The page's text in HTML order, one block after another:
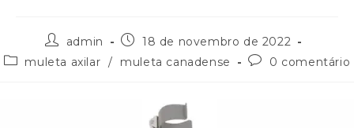
admin
18 de novembro de 2022
muleta axilar / muleta canadense 0 comentário